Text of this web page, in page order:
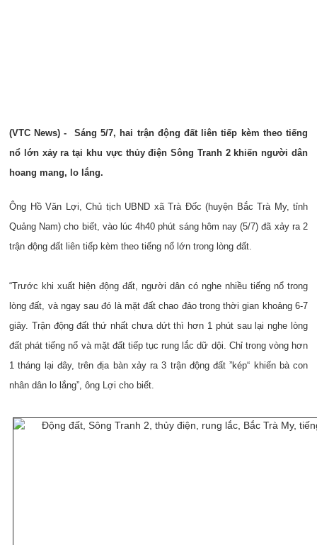
(VTC News) - Sáng 5/7, hai trận động đất liên tiếp kèm theo tiếng
nổ lớn xảy ra tại khu vực thủy điện Sông Tranh 2 khiến người dân
hoang mang, lo lắng.
Ông Hồ Văn Lợi, Chủ tịch UBND xã Trà Đốc (huyện Bắc Trà My, tỉnh
Quảng Nam) cho biết, vào lúc 4h40 phút sáng hôm nay (5/7) đã xảy ra 2
trận động đất liên tiếp kèm theo tiếng nổ lớn trong lòng đất.
“Trước khi xuất hiện động đất, người dân có nghe nhiều tiếng nổ trong
lòng đất, và ngay sau đó là mặt đất chao đảo trong thời gian khoảng 6-7
giây. Trận động đất thứ nhất chưa dứt thì hơn 1 phút sau lại nghe lòng
đất phát tiếng nổ và mặt đất tiếp tục rung lắc dữ dội. Chỉ trong vòng hơn
1 tháng lại đây, trên địa bàn xảy ra 3 trận động đất ”kép“ khiến bà con
nhân dân lo lắng”, ông Lợi cho biết.